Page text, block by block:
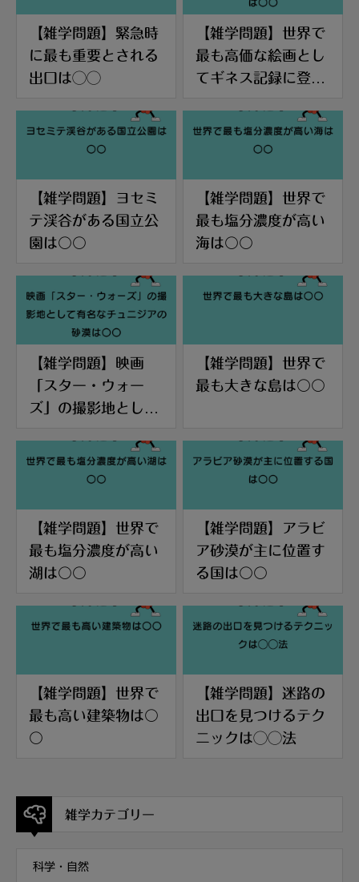
【雑学問題】緊急時
に最も重要とされる
出口は◯◯
【雑学問題】世界で
最も高価な絵画とし
てギネス記録に登録
【雑学問題】ヨセミ
テ渓谷がある国立公
園は〇〇
【雑学問題】世界で
最も塩分濃度が高い
海は〇〇
【雑学問題】映画
「スター・ウォー
ズ」の撮影地として
【雑学問題】世界で
最も大きな島は〇〇
【雑学問題】世界で
最も塩分濃度が高い
湖は〇〇
【雑学問題】アラビ
ア砂漠が主に位置す
る国は〇〇
【雑学問題】世界で
最も高い建築物は〇
〇
【雑学問題】迷路の
出口を見つけるテク
ニックは◯◯法
雑学カテゴリー
科学・自然